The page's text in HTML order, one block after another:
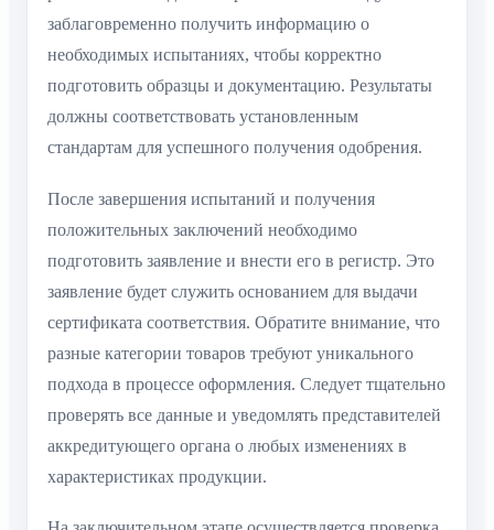
заблаговременно получить информацию о
необходимых испытаниях, чтобы корректно
подготовить образцы и документацию. Результаты
должны соответствовать установленным
стандартам для успешного получения одобрения.
После завершения испытаний и получения
положительных заключений необходимо
подготовить заявление и внести его в регистр. Это
заявление будет служить основанием для выдачи
сертификата соответствия. Обратите внимание, что
разные категории товаров требуют уникального
подхода в процессе оформления. Следует тщательно
проверять все данные и уведомлять представителей
аккредитующего органа о любых изменениях в
характеристиках продукции.